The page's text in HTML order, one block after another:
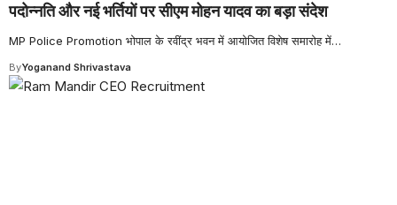
पदोन्नति और नई भर्तियों पर सीएम मोहन यादव का बड़ा संदेश
MP Police Promotion भोपाल के रवींद्र भवन में आयोजित विशेष समारोह में…
ByYoganand Shrivastava